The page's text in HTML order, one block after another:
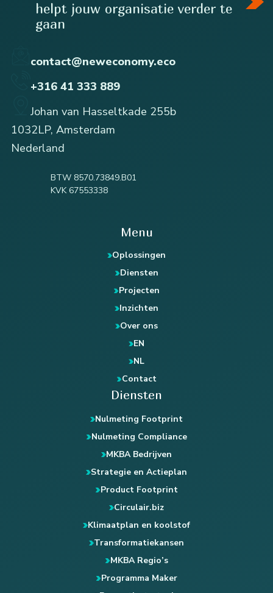
helpt jouw organisatie verder te
gaan
contact@neweconomy.eco
+316 41 333 889
Johan van Hasseltkade 255b
1032LP, Amsterdam
Nederland
BTW 8570.73849.B01
KVK 67553338
Menu
Oplossingen
Diensten
Projecten
Inzichten
Over ons
EN
NL
Contact
Diensten
Nulmeting Footprint
Nulmeting Compliance
MKBA Bedrijven
Strategie en Actieplan
Product Footprint
Circulair.biz
Klimaatplan en koolstof
Transformatiekansen
MKBA Regio’s
Programma Maker